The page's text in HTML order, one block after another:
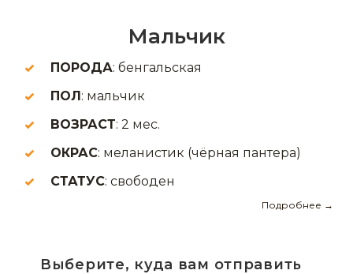
Мальчик
ПОРОДА: бенгальская
ПОЛ: мальчик
ВОЗРАСТ: 2 мес.
ОКРАС: меланистик (чёрная пантера)
СТАТУС: свободен
Подробнее →
Выберите, куда вам отправить